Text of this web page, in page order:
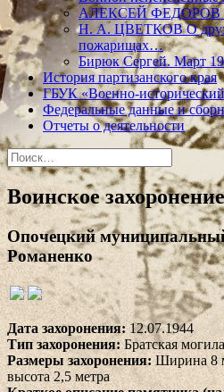
АЛЕКСЕЙ ФЕДОРОВ
Н. А. ЦВЕТКОВ О
пожарищах…
Бирюк Сергей. Март
История партизанского края
ГБУК «Военно-
Федеральные данные и
Отчеты о деятельности
Найти:
Воинское захоронение
Опочецкий
Романенко
Дата захоронения:12.07.1944
Тип захоронения:Братская могила
Размеры захоронения: Ширина 8
высота 2,5 метра